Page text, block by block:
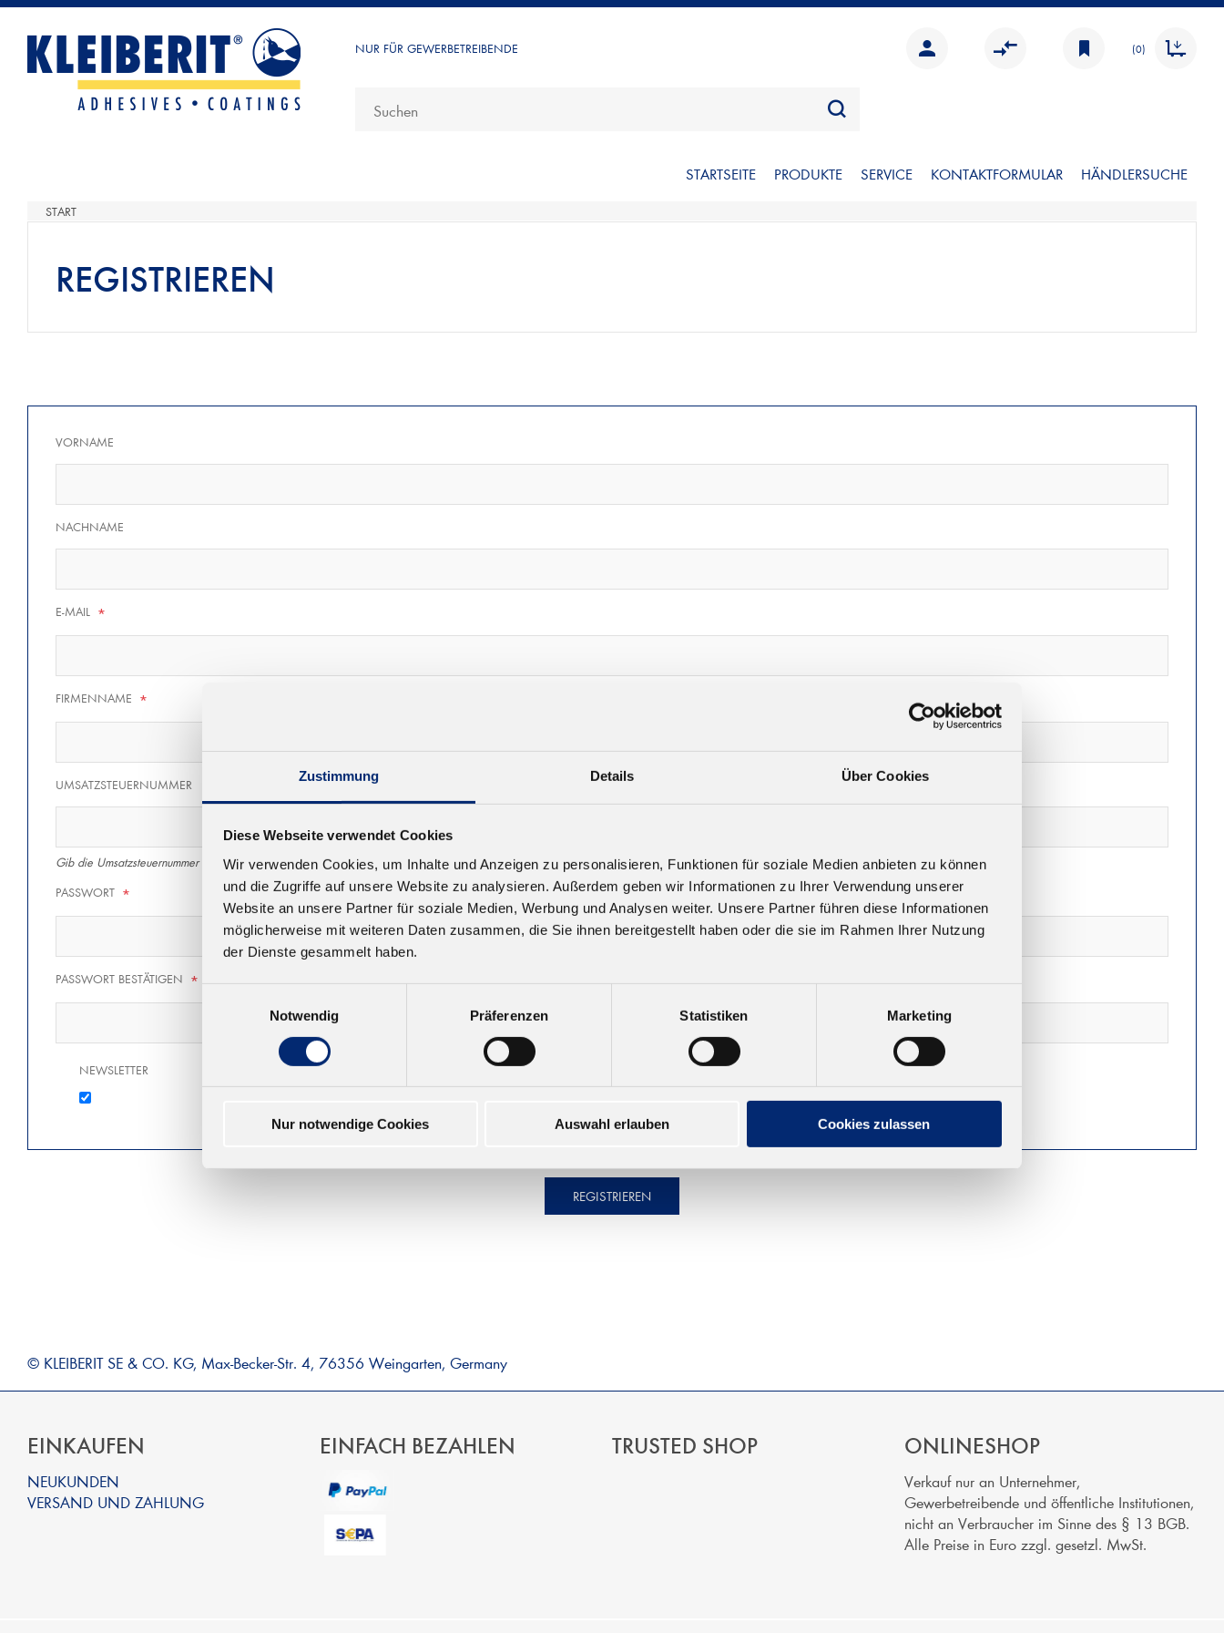
Zustimmung Details Über Cookies
Diese Webseite verwendet Cookies
Wir verwenden Cookies, um Inhalte und Anzeigen zu personalisieren, Funktionen für soziale Medien anbieten zu können
und die Zugriffe auf unsere Website zu analysieren. Außerdem geben wir Informationen zu Ihrer Verwendung unserer
Website an unsere Partner für soziale Medien, Werbung und Analysen weiter. Unsere Partner führen diese Informationen
möglicherweise mit weiteren Daten zusammen, die Sie ihnen bereitgestellt haben oder die sie im Rahmen Ihrer Nutzung
der Dienste gesammelt haben.
Notwendig
Präferenzen Statistiken Marketing
Nur notwendige Cookies Auswahl erlauben Cookies zulassen
NUR FÜR GEWERBETREIBENDE (0)
STARTSEITE PRODUKTE SERVICE KONTAKTFORMULAR HÄNDLERSUCHE
START
REGISTRIEREN
VORNAME
NACHNAME
E-MAIL *
FIRMENNAME *
UMSATZSTEUERNUMMER
Gib die Umsatzsteuernummer inkl. des Ländercodes ein (z.B. DE123456789)
PASSWORT *
PASSWORT BESTÄTIGEN *
NEWSLETTER
REGISTRIEREN
© KLEIBERIT SE & CO. KG, Max-Becker-Str. 4, 76356 Weingarten, Germany
EINKAUFEN
NEUKUNDEN
VERSAND UND ZAHLUNG
EINFACH BEZAHLEN TRUSTED SHOP ONLINESHOP
Verkauf nur an Unternehmer,
Gewerbetreibende und öffentliche Institutionen,
nicht an Verbraucher im Sinne des § 13 BGB.
Alle Preise in Euro zzgl. gesetzl. MwSt.